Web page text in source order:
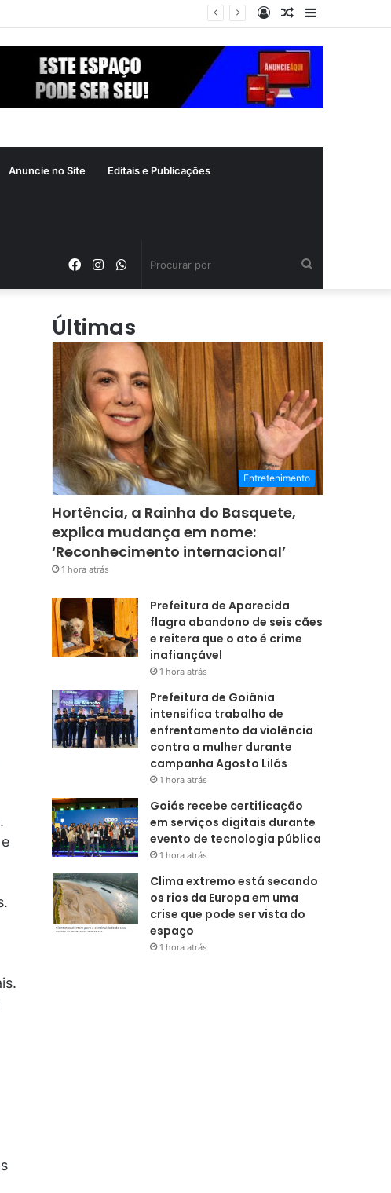
ato é crime inafiançável
Barra
Artigo
Entrar
Anuncie no Site Editais e Publicações
WhatsApp
Instagram
Facebook
Últimas
Entretenimento
Hortência, a Rainha do Basquete,
explica mudança em nome:
‘Reconhecimento internacional’
1 hora atrás
Prefeitura de Aparecida
flagra abandono de seis cães
e reitera que o ato é crime
inafiançável
1 hora atrás
Prefeitura de Goiânia
intensifica trabalho de
enfrentamento da violência
contra a mulher durante
campanha Agosto Lilás
1 hora atrás
Goiás recebe certificação
em serviços digitais durante
evento de tecnologia pública
1 hora atrás
Clima extremo está secando
os rios da Europa em uma
crise que pode ser vista do
espaço
1 hora atrás